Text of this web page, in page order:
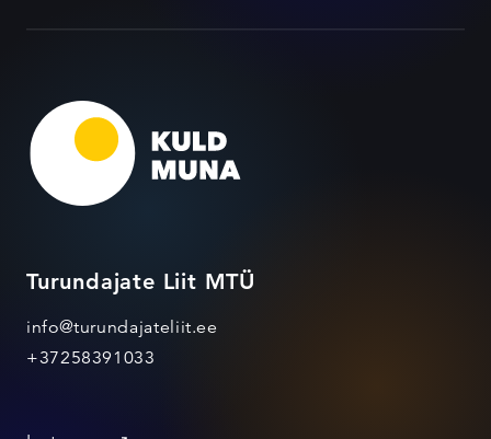
Turundajate Liit MTÜ
info@turundajateliit.ee
+37258391033